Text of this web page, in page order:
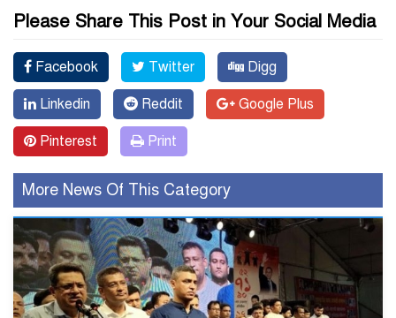
Please Share This Post in Your Social Media
Facebook Twitter Digg
Linkedin Reddit Google Plus
Pinterest Print
More News Of This Category